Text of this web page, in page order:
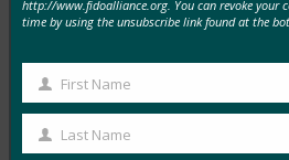
InfoWorld: 더 나은 인증: FIDO
1월 5, 2017
FIDO에 대한 이 특집 기사에서
Alliance 가 Google과 같은 주요
http://www.fidoalliance.org. You can revoke your
time by using the unsubscribe link found at the
First
Name
First Name
Last
Last Name